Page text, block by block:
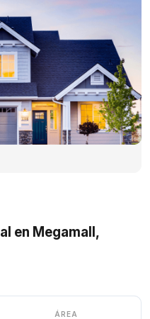
en Megamall,
ÁREA